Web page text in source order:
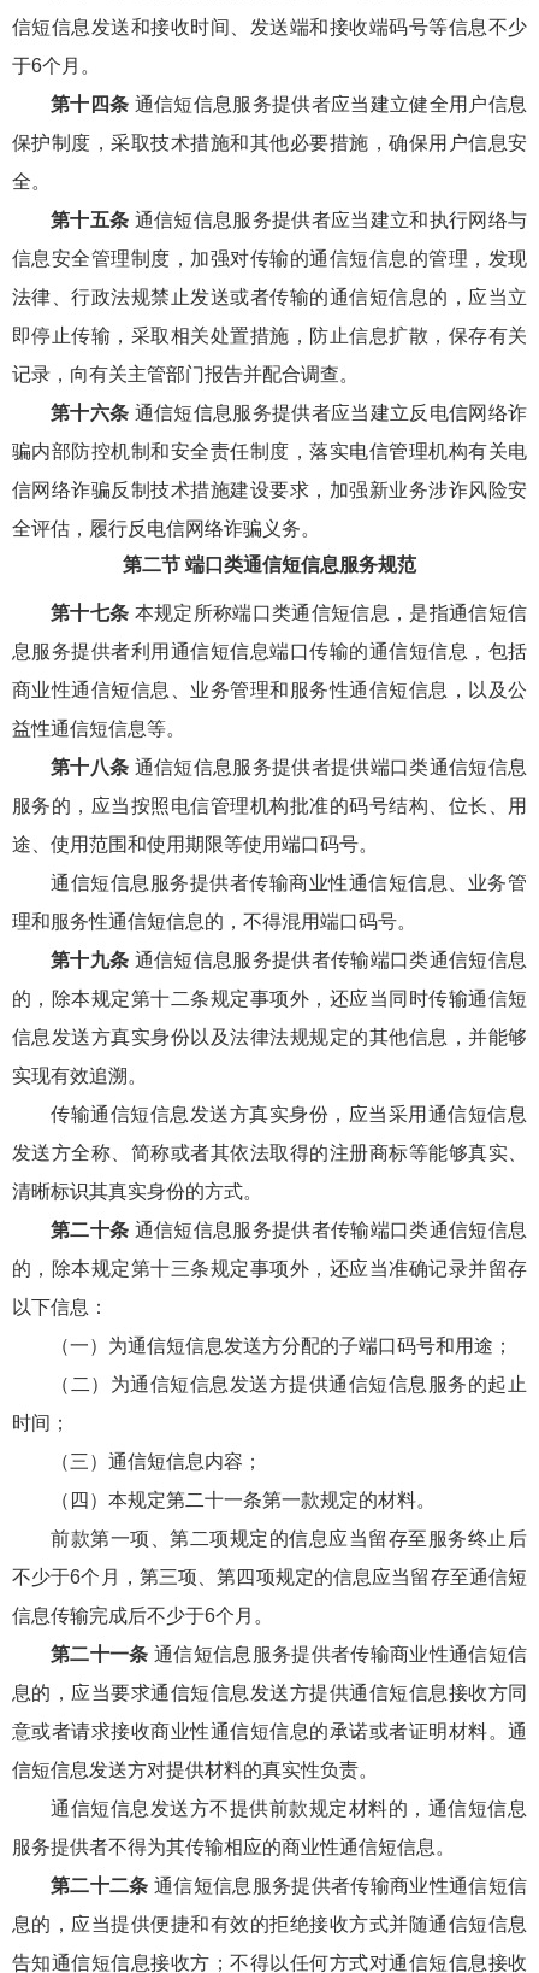
信短信息发送和接收时间、发送端和接收端码号等信息不少
于6个月。
第十四条 通信短信息服务提供者应当建立健全用户信息
保护制度，采取技术措施和其他必要措施，确保用户信息安
全。
第十五条 通信短信息服务提供者应当建立和执行网络与
信息安全管理制度，加强对传输的通信短信息的管理，发现
法律、行政法规禁止发送或者传输的通信短信息的，应当立
即停止传输，采取相关处置措施，防止信息扩散，保存有关
记录，向有关主管部门报告并配合调查。
第十六条 通信短信息服务提供者应当建立反电信网络诈
骗内部防控机制和安全责任制度，落实电信管理机构有关电
信网络诈骗反制技术措施建设要求，加强新业务涉诈风险安
全评估，履行反电信网络诈骗义务。
第二节 端口类通信短信息服务规范
第十七条 本规定所称端口类通信短信息，是指通信短信
息服务提供者利用通信短信息端口传输的通信短信息，包括
商业性通信短信息、业务管理和服务性通信短信息，以及公
益性通信短信息等。
第十八条 通信短信息服务提供者提供端口类通信短信息
服务的，应当按照电信管理机构批准的码号结构、位长、用
途、使用范围和使用期限等使用端口码号。
通信短信息服务提供者传输商业性通信短信息、业务管
理和服务性通信短信息的，不得混用端口码号。
第十九条 通信短信息服务提供者传输端口类通信短信息
的，除本规定第十二条规定事项外，还应当同时传输通信短
信息发送方真实身份以及法律法规规定的其他信息，并能够
实现有效追溯。
传输通信短信息发送方真实身份，应当采用通信短信息
发送方全称、简称或者其依法取得的注册商标等能够真实、
清晰标识其真实身份的方式。
第二十条 通信短信息服务提供者传输端口类通信短信息
的，除本规定第十三条规定事项外，还应当准确记录并留存
以下信息：
（一）为通信短信息发送方分配的子端口码号和用途；
（二）为通信短信息发送方提供通信短信息服务的起止
时间；
（三）通信短信息内容；
（四）本规定第二十一条第一款规定的材料。
前款第一项、第二项规定的信息应当留存至服务终止后
不少于6个月，第三项、第四项规定的信息应当留存至通信短
信息传输完成后不少于6个月。
第二十一条 通信短信息服务提供者传输商业性通信短信
息的，应当要求通信短信息发送方提供通信短信息接收方同
意或者请求接收商业性通信短信息的承诺或者证明材料。通
信短信息发送方对提供材料的真实性负责。
通信短信息发送方不提供前款规定材料的，通信短信息
服务提供者不得为其传输相应的商业性通信短信息。
第二十二条 通信短信息服务提供者传输商业性通信短信
息的，应当提供便捷和有效的拒绝接收方式并随通信短信息
告知通信短信息接收方；不得以任何方式对通信短信息接收